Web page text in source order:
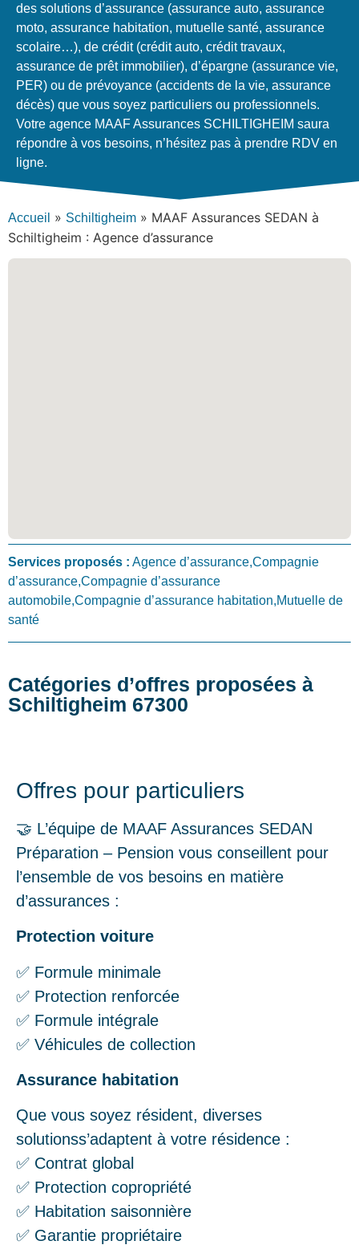
des solutions d’assurance (assurance auto, assurance
moto, assurance habitation, mutuelle santé, assurance
scolaire…), de crédit (crédit auto, crédit travaux,
assurance de prêt immobilier), d’épargne (assurance vie,
PER) ou de prévoyance (accidents de la vie, assurance
décès) que vous soyez particuliers ou professionnels.
Votre agence MAAF Assurances SCHILTIGHEIM saura
répondre à vos besoins, n’hésitez pas à prendre RDV en
ligne.
Accueil » Schiltigheim » MAAF Assurances SEDAN à
Schiltigheim : Agence d’assurance
Services proposés : Agence d’assurance,Compagnie
d’assurance,Compagnie d’assurance
automobile,Compagnie d’assurance habitation,Mutuelle de
santé
Catégories d’offres proposées à
Schiltigheim 67300
Offres pour particuliers
🤝 L’équipe de MAAF Assurances SEDAN
Préparation – Pension vous conseillent pour
l’ensemble de vos besoins en matière
d’assurances :
Protection voiture
✅ Formule minimale
✅ Protection renforcée
✅ Formule intégrale
✅ Véhicules de collection
Assurance habitation
Que vous soyez résident, diverses
solutionss’adaptent à votre résidence :
✅ Contrat global
✅ Protection copropriété
✅ Habitation saisonnière
✅ Garantie propriétaire